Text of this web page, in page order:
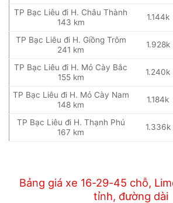
TP Bạc Liêu đi H. Châu Thành
143 km
1.144k
TP Bạc Liêu đi H. Giồng Trôm
241 km
1.928k
TP Bạc Liêu đi H. Mỏ Cày Bắc
155 km
1.240k
TP Bạc Liêu đi H. Mỏ Cày Nam
148 km
1.184k
TP Bạc Liêu đi H. Thạnh Phú
167 km
1.336k
Bảng giá xe 16-29-45 chỗ,
tỉnh, đường dài